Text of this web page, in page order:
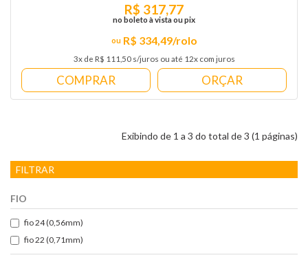
FILTRAR
FIO
fio 24 (0,56mm)
fio 22 (0,71mm)
R$ 334,49/rolo
3x de R$ 111,50 s/juros ou até 12x com juros
R$ 317,77
no boleto à vista ou pix
ORÇAR
COMPRAR
Exibindo de 1 a 3 do total de 3 (1 páginas)